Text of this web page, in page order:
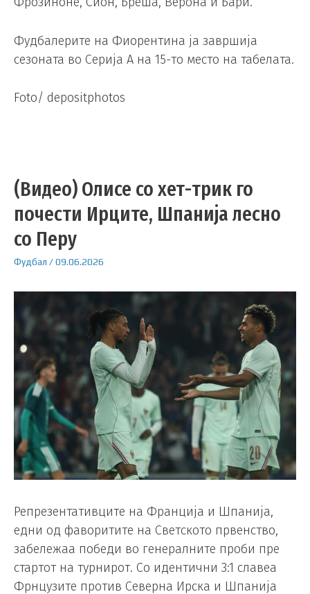
Фудбалерите на Фиорентина ја завршија
сезоната во Серија А на 15-то место на табелата.
Foto/ depositphotos
(Видео) Олисе со хет-трик го
почести Ирците, Шпанија лесно
со Перу
Фудбал /09.06.2026
Репрезентативците на Франција и Шпанија,
едни од фаворитите на Светското првенство,
забележаа победи во генералните проби пре
стартот на турнирот. Со идентични 3:1 славеа
Фрнцузите против Северна Ирска и Шпанија